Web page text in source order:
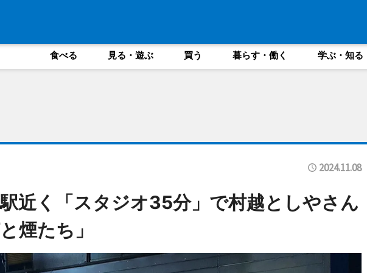
食べる 見る・遊ぶ 買う 暮らす・働く 学ぶ・知る
2024.11.08
近く「スタジオ35分」で村越としやさん
煙たち」